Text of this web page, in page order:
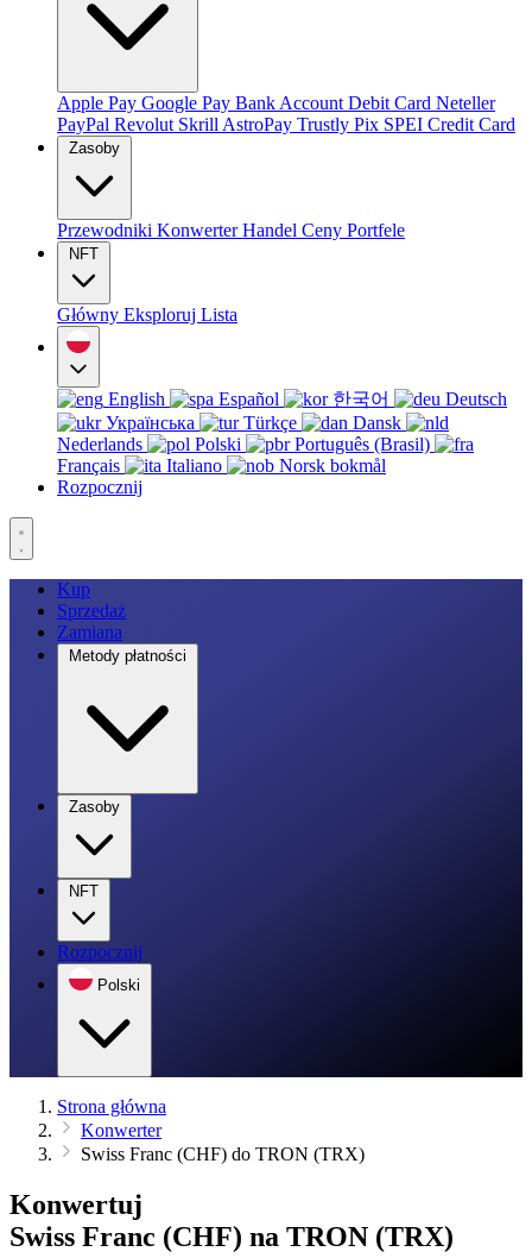
Apple Pay Google Pay Bank Account Debit Card Neteller
PayPal Revolut Skrill AstroPay Trustly Pix SPEI Credit Card
Zasoby
Przewodniki KonwerterHandel Ceny Portfele
NFT
Główny Eksploruj Lista
English Español 한국어
Deutsch
Українська
Türkçe
Dansk
Nederlands
Polski
Português (Brasil)
Français
Italiano
Norsk bokmål
Rozpocznij
Kup
Sprzedaż
Zamiana
Metody płatności
Zasoby
NFT
Rozpocznij
Polski
Strona główna
Konwerter
Swiss Franc (CHF) do TRON (TRX)
Konwertuj
Swiss Franc (CHF) na TRON (TRX)